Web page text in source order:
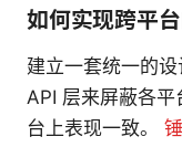
如何实现跨平台
建立一套统一的
API 层来屏蔽各
台上表现一致。